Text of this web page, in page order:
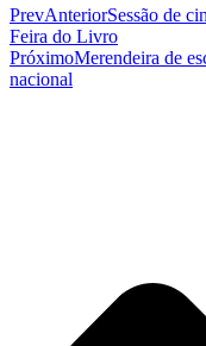
PrevAnteriorSessão de
Feira do Livro
PróximoMerendeira de
nacional